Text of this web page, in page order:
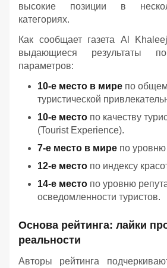
высокие позиции в
категориях.
Как сообщает газета Al
выдающиеся результаты
параметров:
10-е место в мире по
туристической
10-е место по качеству
(Tourist Experience).
7-е место в мире по уровню
12-е место по индексу
14-е место по уровню
осведомленности туристов.
Основа рейтинга: лайки
реальности
Авторы рейтинга